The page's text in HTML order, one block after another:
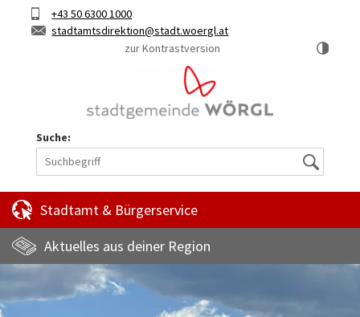
Hauptinhalt
KurztasteTelefon+43 50 6300 1000
E-
stadtamtsdirektion
stadt.woergl.at
zur Kontrastversion
Suche:
Suche
Stadtamt & Bürgerservice
Aktuelles aus deiner Region